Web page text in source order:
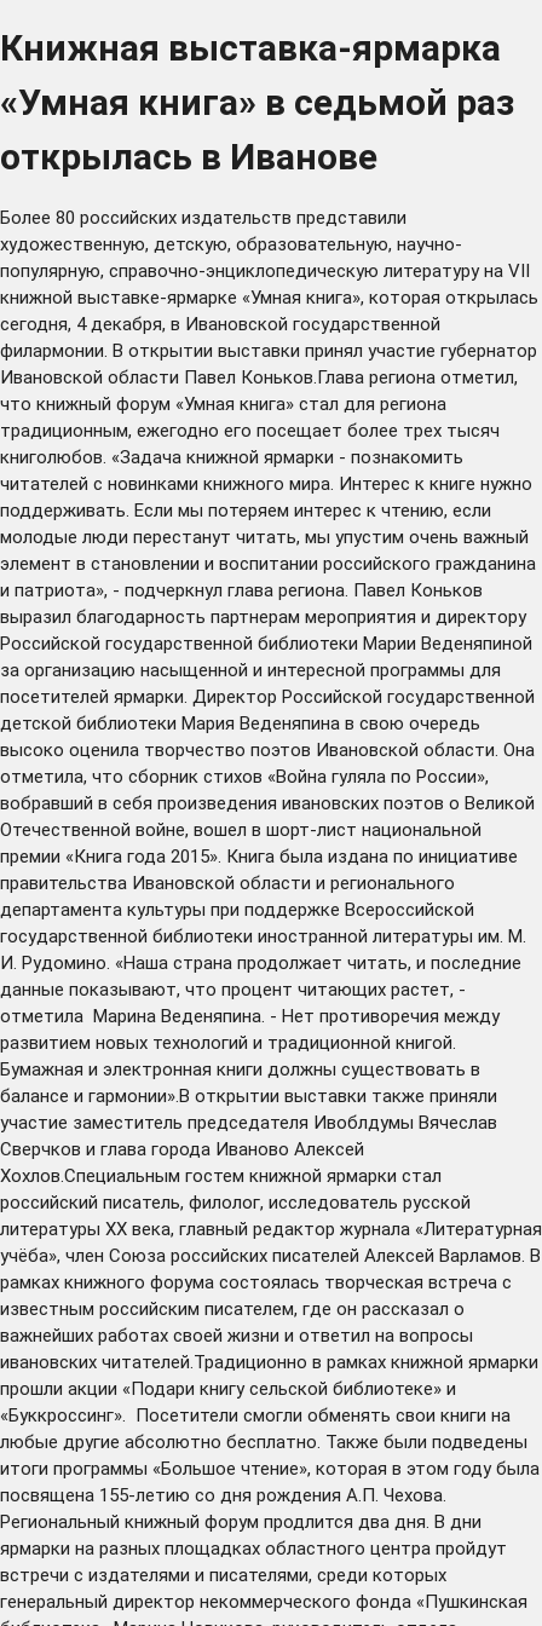
Книжная выставка-ярмарка
«Умная книга» в седьмой раз
открылась в Иванове
Более 80 российских издательств представили
художественную, детскую, образовательную, научно-
популярную, справочно-энциклопедическую литературу на VII
книжной выставке-ярмарке «Умная книга», которая открылась
сегодня, 4 декабря, в Ивановской государственной
филармонии. В открытии выставки принял участие губернатор
Ивановской области Павел Коньков.Глава региона отметил,
что книжный форум «Умная книга» стал для региона
традиционным, ежегодно его посещает более трех тысяч
книголюбов. «Задача книжной ярмарки - познакомить
читателей с новинками книжного мира. Интерес к книге нужно
поддерживать. Если мы потеряем интерес к чтению, если
молодые люди перестанут читать, мы упустим очень важный
элемент в становлении и воспитании российского гражданина
и патриота», - подчеркнул глава региона. Павел Коньков
выразил благодарность партнерам мероприятия и директору
Российской государственной библиотеки Марии Веденяпиной
за организацию насыщенной и интересной программы для
посетителей ярмарки. Директор Российской государственной
детской библиотеки Мария Веденяпина в свою очередь
высоко оценила творчество поэтов Ивановской области. Она
отметила, что сборник стихов «Война гуляла по России»,
вобравший в себя произведения ивановских поэтов о Великой
Отечественной войне, вошел в шорт-лист национальной
премии «Книга года 2015». Книга была издана по инициативе
правительства Ивановской области и регионального
департамента культуры при поддержке Всероссийской
государственной библиотеки иностранной литературы им. М.
И. Рудомино. «Наша страна продолжает читать, и последние
данные показывают, что процент читающих растет, -
отметила Марина Веденяпина. - Нет противоречия между
развитием новых технологий и традиционной книгой.
Бумажная и электронная книги должны существовать в
балансе и гармонии».В открытии выставки также приняли
участие заместитель председателя Ивоблдумы Вячеслав
Сверчков и глава города Иваново Алексей
Хохлов.Специальным гостем книжной ярмарки стал
российский писатель, филолог, исследователь русской
литературы XX века, главный редактор журнала «Литературная
учёба», член Союза российских писателей Алексей Варламов. В
рамках книжного форума состоялась творческая встреча с
известным российским писателем, где он рассказал о
важнейших работах своей жизни и ответил на вопросы
ивановских читателей.Традиционно в рамках книжной ярмарки
прошли акции «Подари книгу сельской библиотеке» и
«Буккроссинг». Посетители смогли обменять свои книги на
любые другие абсолютно бесплатно. Также были подведены
итоги программы «Большое чтение», которая в этом году была
посвящена 155-летию со дня рождения А.П. Чехова.
Региональный книжный форум продлится два дня. В дни
ярмарки на разных площадках областного центра пройдут
встречи с издателями и писателями, среди которых
генеральный директор некоммерческого фонда «Пушкинская